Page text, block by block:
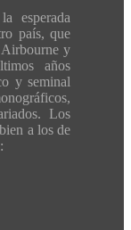
esperada
país, que
Airbourne y
años
y seminal
Los
a los de